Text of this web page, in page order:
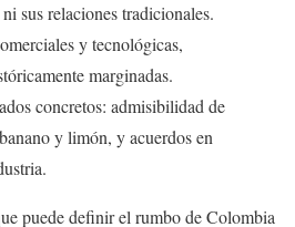
sus relaciones tradicionales.
y tecnológicas,
marginadas.
concretos: admisibilidad de
y limón, y acuerdos en
puede definir el rumbo de Colombia